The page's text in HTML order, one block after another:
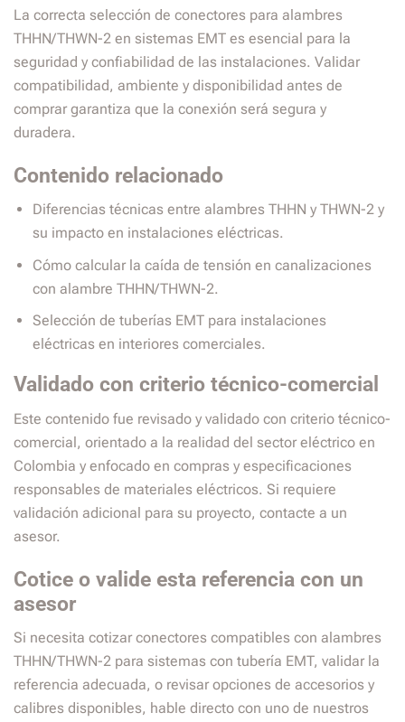
La correcta selección de conectores para alambres
THHN/THWN-2 en sistemas EMT es esencial para la
seguridad y confiabilidad de las instalaciones. Validar
compatibilidad, ambiente y disponibilidad antes de
comprar garantiza que la conexión será segura y
duradera.
Contenido relacionado
Diferencias técnicas entre alambres THHN y THWN-2 y
su impacto en instalaciones eléctricas.
Cómo calcular la caída de tensión en canalizaciones
con alambre THHN/THWN-2.
Selección de tuberías EMT para instalaciones
eléctricas en interiores comerciales.
Validado con criterio técnico-comercial
Este contenido fue revisado y validado con criterio técnico-
comercial, orientado a la realidad del sector eléctrico en
Colombia y enfocado en compras y especificaciones
responsables de materiales eléctricos. Si requiere
validación adicional para su proyecto, contacte a un
asesor.
Cotice o valide esta referencia con un
asesor
Si necesita cotizar conectores compatibles con alambres
THHN/THWN-2 para sistemas con tubería EMT, validar la
referencia adecuada, o revisar opciones de accesorios y
calibres disponibles, hable directo con uno de nuestros